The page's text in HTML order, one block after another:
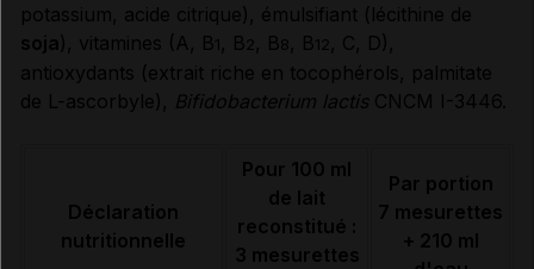
potassium, acide citrique), émulsifiant (lécithine de
soja), vitamines (A, B 1, B2, B8, B 12, C, D),
antioxydants (extrait riche en tocophérols, palmitate
de L-ascorbyle), Bifidobacterium lactisCNCM I-3446.
Déclaration
nutritionnelle
Pour 100 ml
de lait
reconstitué :
3 mesurettes
Par portion
7 mesurettes
+ 210 ml